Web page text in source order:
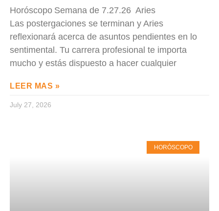
Horóscopo Semana de 7.27.26 Aries
Las postergaciones se terminan y Aries
reflexionará acerca de asuntos pendientes en lo
sentimental. Tu carrera profesional te importa
mucho y estás dispuesto a hacer cualquier
LEER MAS »
July 27, 2026
HORÓSCOPO